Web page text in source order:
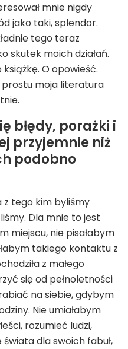
mnie nigdy
jako taki, splendor.
tego teraz
skutek moich działań.
O opowieść.
prostu moja literatura
błędy, porażki i
przyjemnie niż
podobno
z tego kim byliśmy
Dla mnie to jest
miejscu, nie pisałabym
takiego kontaktu z
z małego
się od pełnoletności
na siebie, gdybym
Nie umiałabym
rozumieć ludzi,
dla swoich fabuł,